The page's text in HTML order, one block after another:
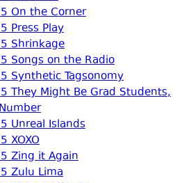
On the Corner
Press Play
Shrinkage
Songs on the Radio
Synthetic Tagsonomy
They Might Be Grad Students,
Unreal Islands
XOXO
Zing it Again
Zulu Lima